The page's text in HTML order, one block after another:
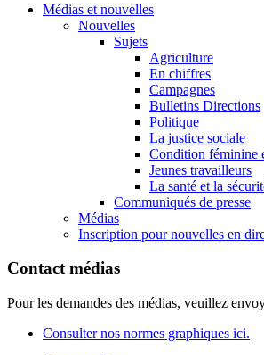
Médias et nouvelles
Nouvelles
Sujets
Agriculture
En chiffres
Campagnes
Bulletins Directions
Politique
La justice sociale
Condition féminine
Jeunes travailleurs
La santé et la
Communiqués de presse
Médias
Inscription pour nouvelles en
Contact médias
Pour les demandes des médias, veuillez
Consulter nos normes graphiques ici.